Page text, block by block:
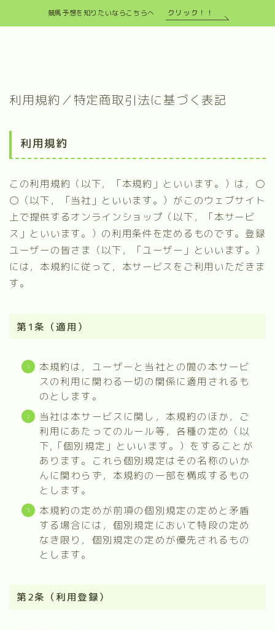
競馬予想を知りたいならこちらへ クリック！！
利用規約／特定商取引法に基づく表記
利用規約
この利用規約（以下，「本規約」といいます。）は，〇
〇（以下，「当社」といいます。）がこのウェブサイト
上で提供するオンラインショップ（以下，「本サービ
ス」といいます。）の利用条件を定めるものです。登録
ユーザーの皆さま（以下，「ユーザー」といいます。）
には，本規約に従って，本サービスをご利用いただきま
す。
第1条（適用）
本規約は，ユーザーと当社との間の本サービ
スの利用に関わる一切の関係に適用されるも
のとします。
当社は本サービスに関し，本規約のほか，ご
利用にあたってのルール等，各種の定め（以
下,「個別規定」といいます。）をすることが
あります。これら個別規定はその名称のいか
んに関わらず，本規約の一部を構成するもの
とします。
本規約の定めが前項の個別規定の定めと矛盾
する場合には，個別規定において特段の定め
なき限り，個別規定の定めが優先されるもの
とします。
第2条（利用登録）